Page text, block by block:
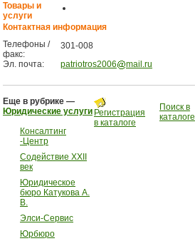
Товары и
услуги
Контактная информация
Телефоны /
факс:
301-008
Эл. почта:
patriotros2006 mail.ru
Еще в рубрике —
Юридические услуги
Консалтинг
-Центр
Содействие XXII
век
Юридическое
бюро Катукова А.
В.
Элси-Сервис
Юрбюро
Регистрация
в каталоге
Поиск в
каталоге